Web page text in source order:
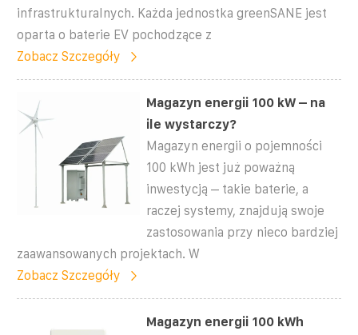
infrastrukturalnych. Każda jednostka greenSANE jest
oparta o baterie EV pochodzące z
Zobacz Szczegóły
Magazyn energii 100 kW – na
ile wystarczy?
Magazyn energii o pojemności
100 kWh jest już poważną
inwestycją – takie baterie, a
raczej systemy, znajdują swoje
zastosowania przy nieco bardziej
zaawansowanych projektach. W
Zobacz Szczegóły
Magazyn energii 100 kWh